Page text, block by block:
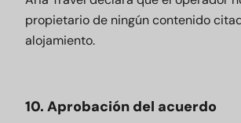
propietario de ningún contenido
alojamiento.
10. Aprobación del acuerdo